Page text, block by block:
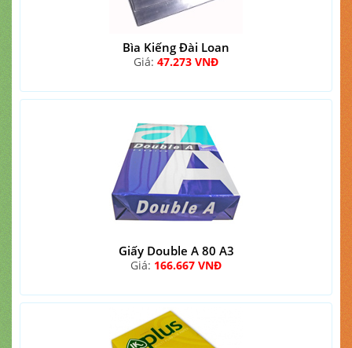
Bìa Kiếng Đài Loan
Giá: 47.273 VNĐ
Giấy Double A 80 A3
Giá: 166.667 VNĐ